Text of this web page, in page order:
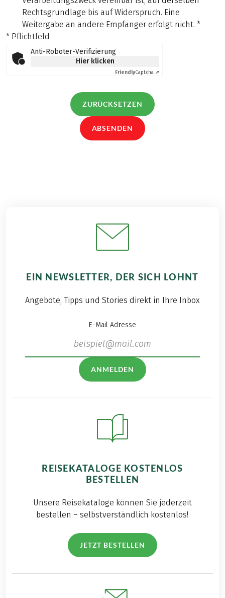
Rechtsgrundlage bis auf Widerspruch. Eine
Weitergabe an andere Empfänger erfolgt nicht. *
* Pflichtfeld
Anti-Roboter-Verifizierung
Hier klicken
FriendlyCaptcha ⇗
ZURÜCKSETZEN
ABSENDEN
EIN NEWSLETTER, DER SICH LOHNT
Angebote, Tipps und Stories direkt in Ihre Inbox
E-Mail Adresse
ANMELDEN
REISEKATALOGE KOSTENLOS
BESTELLEN
Unsere Reisekataloge können Sie jederzeit
bestellen – selbstverständlich kostenlos!
JETZT BESTELLEN